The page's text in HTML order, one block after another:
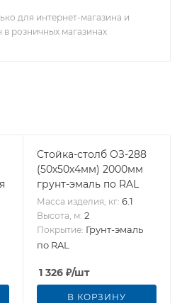
для интернет-магазина и
в розничных магазинах
Стойка-столб ОЗ-288
(50х50х4мм) 2000мм
грунт-эмаль по RAL
Масса изделия, кг: 6.1
Высота, м: 2
Покрытие: Грунт-эмаль
по RAL
1 326 ₽/шт
В КОРЗИНУ